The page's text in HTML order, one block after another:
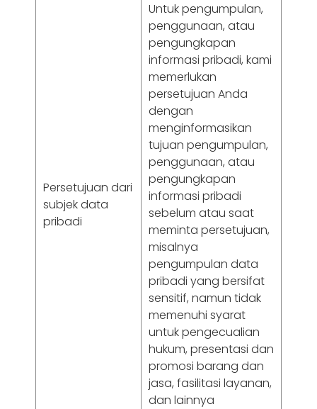
Persetujuan dari
subjek data
pribadi
Untuk pengumpulan,
penggunaan, atau
pengungkapan
informasi pribadi, kami
memerlukan
persetujuan Anda
dengan
menginformasikan
tujuan pengumpulan,
penggunaan, atau
pengungkapan
informasi pribadi
sebelum atau saat
meminta persetujuan,
misalnya
pengumpulan data
pribadi yang bersifat
sensitif, namun tidak
memenuhi syarat
untuk pengecualian
hukum, presentasi dan
promosi barang dan
jasa, fasilitasi layanan,
dan lainnya